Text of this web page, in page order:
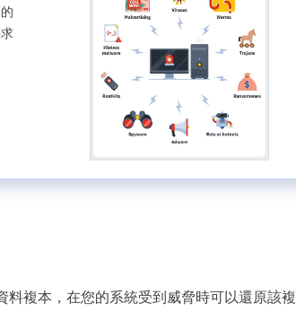
複本，在您的系統受到威脅時可以還原該複